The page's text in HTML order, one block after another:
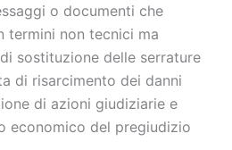
o documenti che
termini non tecnici ma
sostituzione delle serrature
di risarcimento dei danni
di azioni giudiziarie e
economico del pregiudizio